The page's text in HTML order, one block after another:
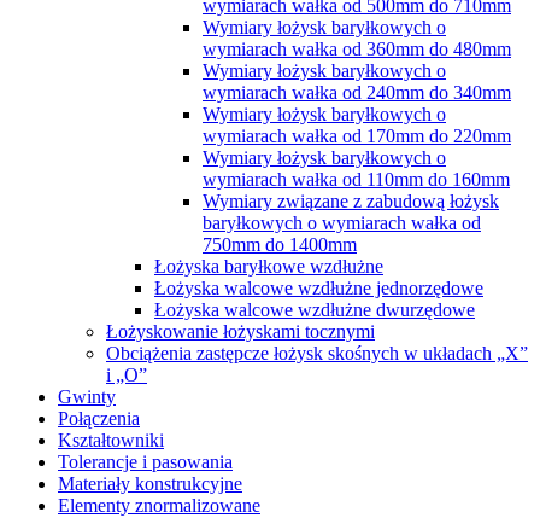
wymiarach wałka od 500mm do 710mm
Wymiary łożysk baryłkowych o
wymiarach wałka od 360mm do 480mm
Wymiary łożysk baryłkowych o
wymiarach wałka od 240mm do 340mm
Wymiary łożysk baryłkowych o
wymiarach wałka od 170mm do 220mm
Wymiary łożysk baryłkowych o
wymiarach wałka od 110mm do 160mm
Wymiary związane z zabudową łożysk
baryłkowych o wymiarach wałka od
750mm do 1400mm
Łożyska baryłkowe wzdłużne
Łożyska walcowe wzdłużne jednorzędowe
Łożyska walcowe wzdłużne dwurzędowe
Łożyskowanie łożyskami tocznymi
Obciążenia zastępcze łożysk skośnych w układach „X”
i „O”
Gwinty
Połączenia
Kształtowniki
Tolerancje i pasowania
Materiały konstrukcyjne
Elementy znormalizowane